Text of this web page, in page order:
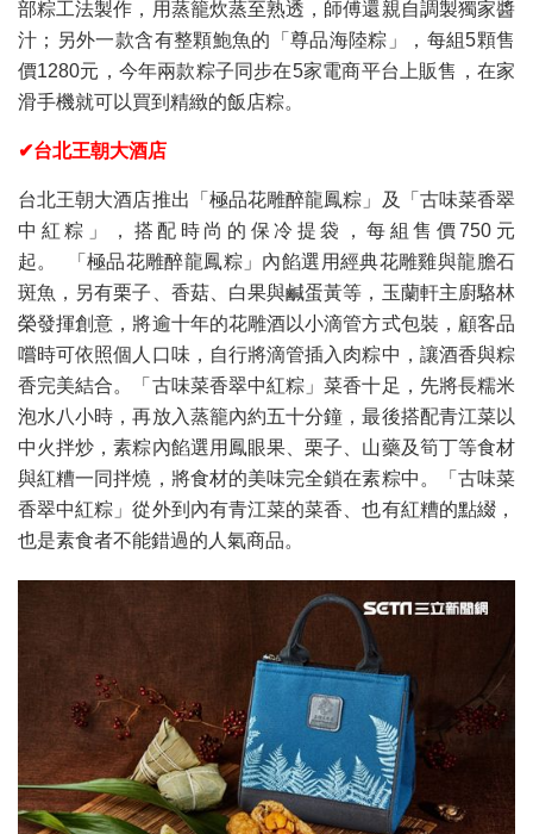
部粽工法製作，用蒸籠炊蒸至熟透，師傅還親自調製獨家醬
汁；另外一款含有整顆鮑魚的「尊品海陸粽」，每組5顆售
價1280元，今年兩款粽子同步在5家電商平台上販售，在家
滑手機就可以買到精緻的飯店粽。
✔台北王朝大酒店
台北王朝大酒店推出「極品花雕醉龍鳳粽」及「古味菜香翠
中紅粽」，搭配時尚的保冷提袋，每組售價750元
起。 「極品花雕醉龍鳳粽」內餡選用經典花雕雞與龍膽石
斑魚，另有栗子、香菇、白果與鹹蛋黃等，玉蘭軒主廚駱林
榮發揮創意，將逾十年的花雕酒以小滴管方式包裝，顧客品
嚐時可依照個人口味，自行將滴管插入肉粽中，讓酒香與粽
香完美結合。「古味菜香翠中紅粽」菜香十足，先將長糯米
泡水八小時，再放入蒸籠內約五十分鐘，最後搭配青江菜以
中火拌炒，素粽內餡選用鳳眼果、栗子、山藥及筍丁等食材
與紅糟一同拌燒，將食材的美味完全鎖在素粽中。「古味菜
香翠中紅粽」從外到內有青江菜的菜香、也有紅糟的點綴，
也是素食者不能錯過的人氣商品。